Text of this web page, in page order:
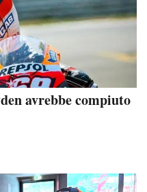
avrebbe compiuto